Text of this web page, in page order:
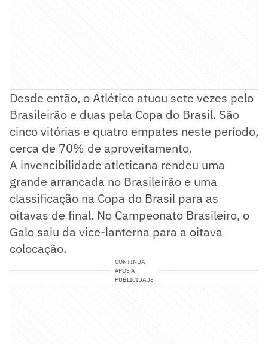
Desde então, o Atlético atuou sete vezes pelo
Brasileirão e duas pela Copa do Brasil. São
cinco vitórias e quatro empates neste período,
cerca de 70% de aproveitamento.
A invencibilidade atleticana rendeu uma
grande arrancada no Brasileirão e uma
classificação na Copa do Brasil para as
oitavas de final. No Campeonato Brasileiro, o
Galo saiu da vice-lanterna para a oitava
colocação.
CONTINUA
APÓS A
PUBLICIDADE